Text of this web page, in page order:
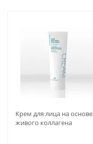
Крем для лица на основе
живого коллагена